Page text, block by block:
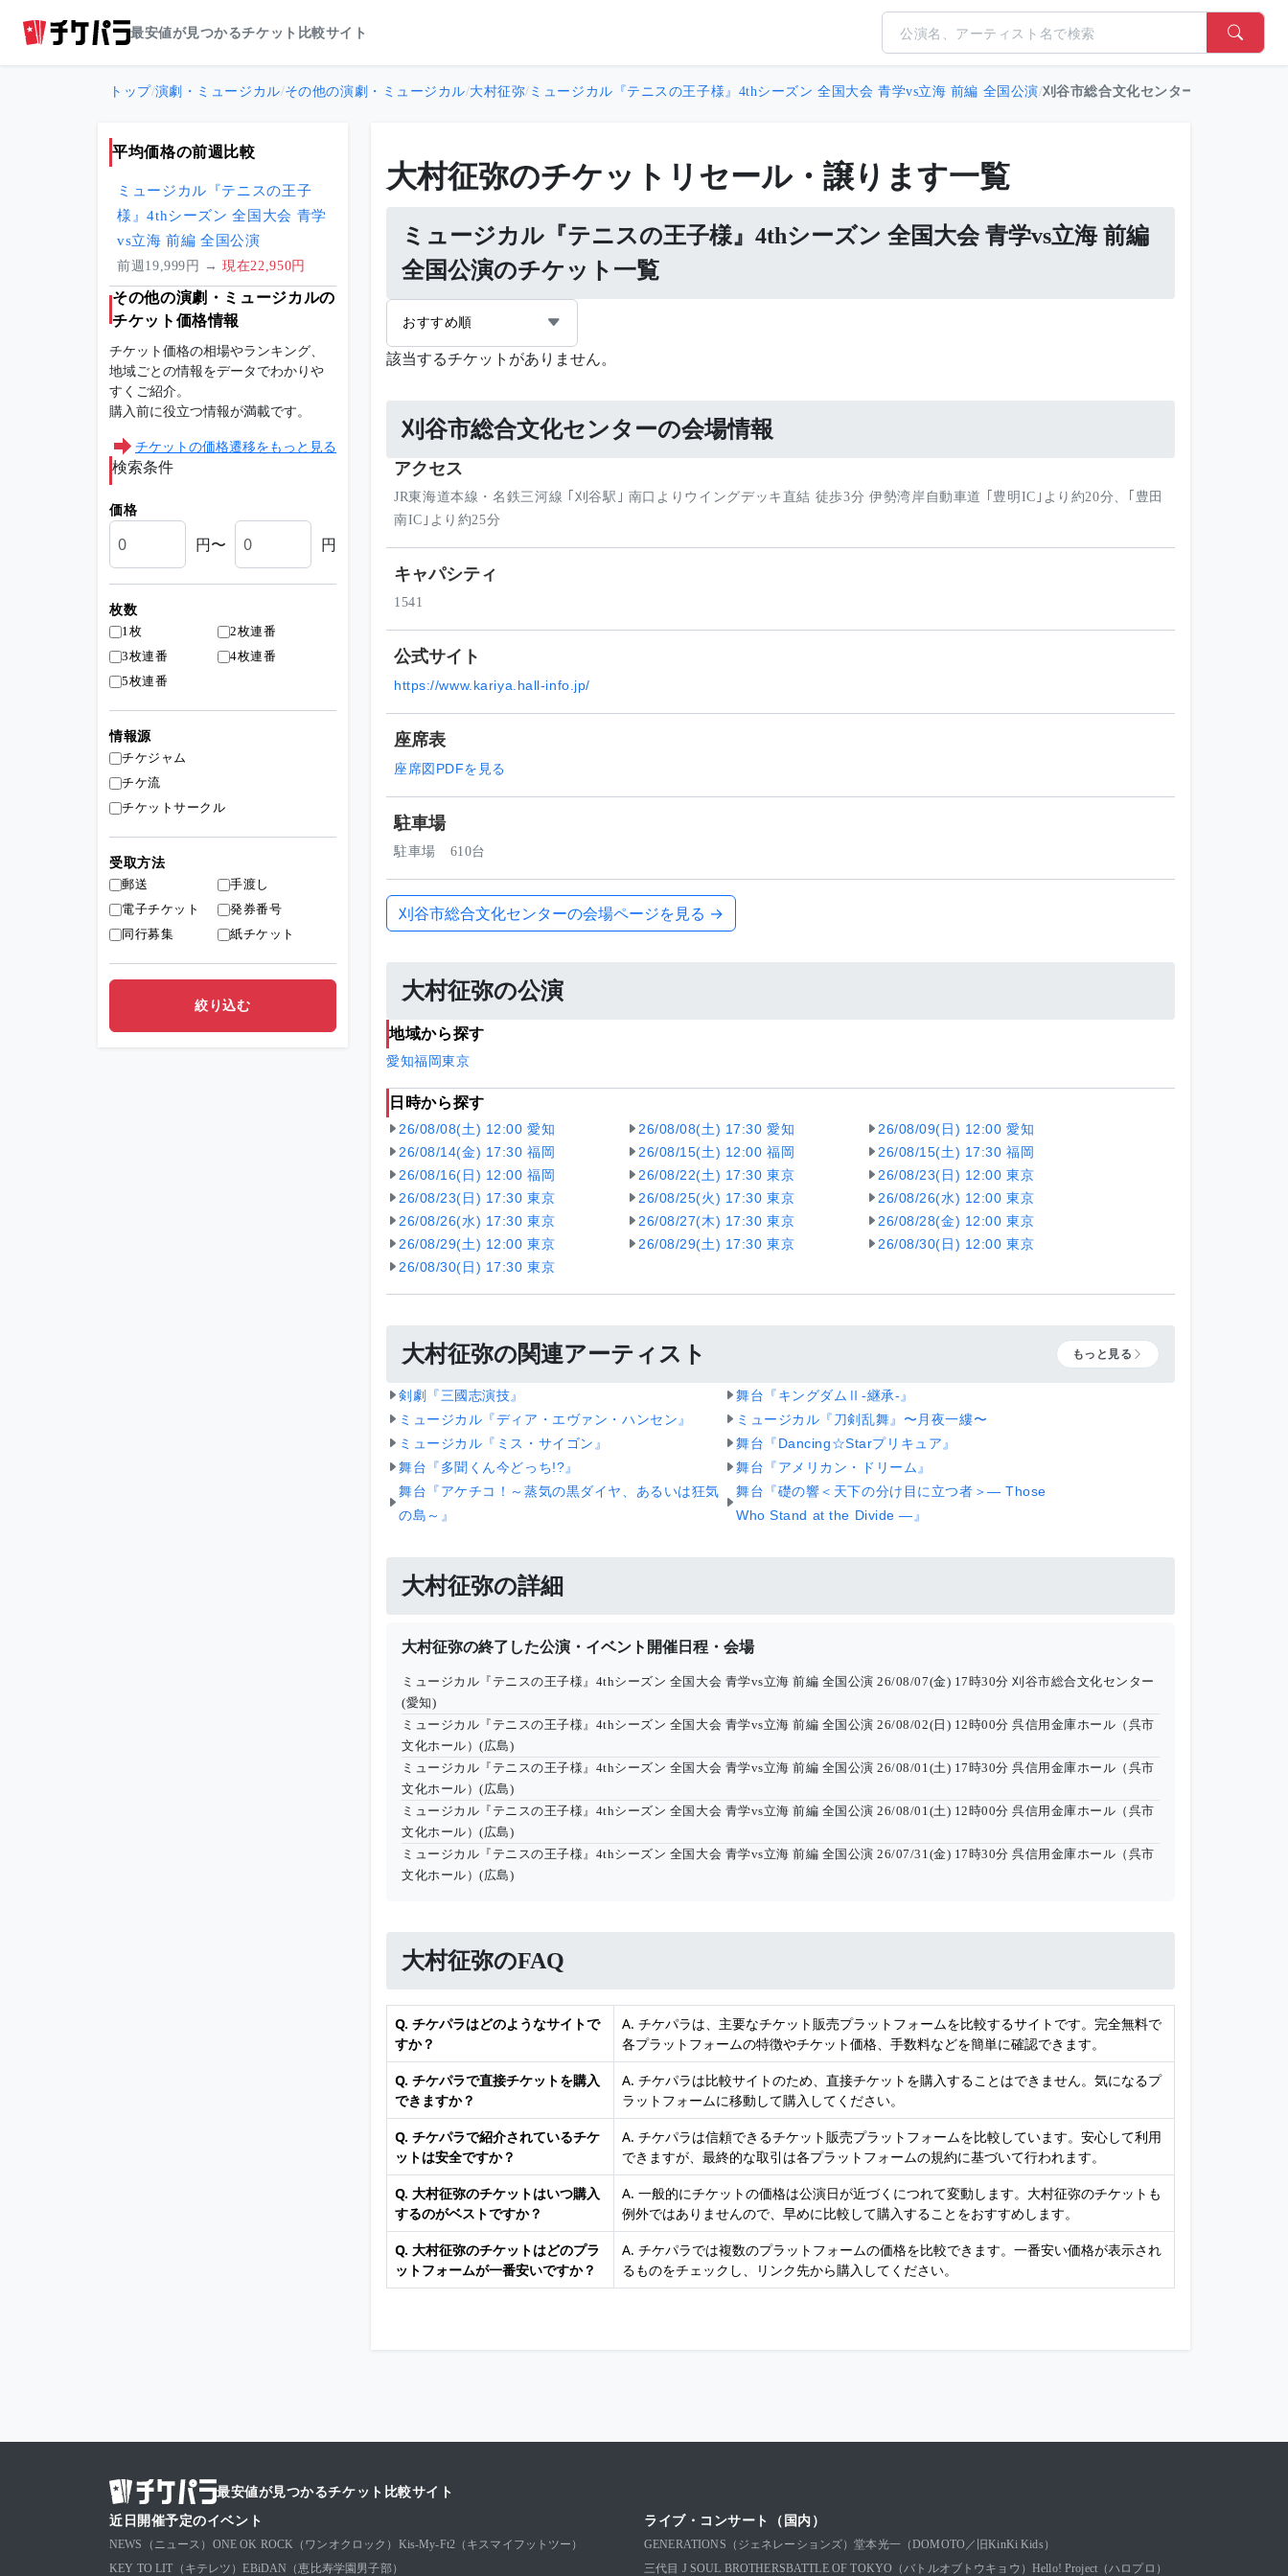
最安値が見つかるチケット比較サイト
トップ/演劇・ミュージカル/その他の演劇・ミュージカル/大村征弥/ ミュージカル『テニスの王子様』4thシーズン 全国大会 青学vs立海 前編 全国公演/刈谷市総合文化センター 26/08/07(金)
大村征弥のチケットリセール・譲ります一覧
ミュージカル『テニスの王子様』4thシーズン 全国大会 青学vs立海 前編
全国公演のチケット一覧
おすすめ順
該当するチケットがありません。
刈谷市総合文化センターの会場情報
アクセス
JR東海道本線・名鉄三河線 ｢刈谷駅｣ 南口よりウイングデッキ直結 徒歩3分 伊勢湾岸自動車道 ｢豊明IC｣より約20分、｢豊田
南IC｣より約25分
キャパシティ
1541
公式サイト
https://www.kariya.hall-info.jp/
座席表
座席図PDFを見る
駐車場
駐車場 610台
刈谷市総合文化センターの会場ページを見る →
大村征弥の公演
地域から探す
愛知福岡東京
日時から探す
26/08/08(土) 12:00 愛知 26/08/08(土) 17:30 愛知
26/08/09(日) 12:00 愛知
26/08/14(金) 17:30 福岡
26/08/15(土) 12:00 福岡
26/08/15(土) 17:30 福岡
26/08/16(日) 12:00 福岡
26/08/22(土) 17:30 東京
26/08/23(日) 12:00 東京
26/08/23(日) 17:30 東京
26/08/25(火) 17:30 東京
26/08/26(水) 12:00 東京
26/08/26(水) 17:30 東京
26/08/27(木) 17:30 東京
26/08/28(金) 12:00 東京
26/08/29(土) 12:00 東京
26/08/29(土) 17:30 東京
26/08/30(日) 12:00 東京
26/08/30(日) 17:30 東京
大村征弥の関連アーティスト もっと見る
剣劇『三國志演技』
舞台『キングダムⅡ-継承-』
ミュージカル『ディア・エヴァン・ハンセン』
ミュージカル『刀剣乱舞』〜月夜一縷〜
ミュージカル『ミス・サイゴン』
舞台『Dancing☆Starプリキュア』
舞台『多聞くん今どっち!?』
舞台『アメリカン・ドリーム』
舞台『アケチコ！～蒸気の黒ダイヤ、あるいは狂気
の島～』
舞台『礎の響＜天下の分け目に立つ者＞― Those
Who Stand at the Divide ―』
大村征弥の詳細
大村征弥の終了した公演・イベント開催日程・会場
ミュージカル『テニスの王子様』4thシーズン 全国大会 青学vs立海 前編 全国公演 26/08/07(金) 17時30分 刈谷市総合文化センター
(愛知)
ミュージカル『テニスの王子様』4thシーズン 全国大会 青学vs立海 前編 全国公演 26/08/02(日) 12時00分 呉信用金庫ホール（呉市
文化ホール）(広島)
ミュージカル『テニスの王子様』4thシーズン 全国大会 青学vs立海 前編 全国公演 26/08/01(土) 17時30分 呉信用金庫ホール（呉市
文化ホール）(広島)
ミュージカル『テニスの王子様』4thシーズン 全国大会 青学vs立海 前編 全国公演 26/08/01(土) 12時00分 呉信用金庫ホール（呉市
文化ホール）(広島)
ミュージカル『テニスの王子様』4thシーズン 全国大会 青学vs立海 前編 全国公演 26/07/31(金) 17時30分 呉信用金庫ホール（呉市
文化ホール）(広島)
大村征弥のFAQ
Q. チケパラはどのようなサイトで
すか？
A. チケパラは、主要なチケット販売プラットフォームを比較するサイトです。完全無料で
各プラットフォームの特徴やチケット価格、手数料などを簡単に確認できます。
Q. チケパラで直接チケットを購入
できますか？
A. チケパラは比較サイトのため、直接チケットを購入することはできません。気になるプ
ラットフォームに移動して購入してください。
Q. チケパラで紹介されているチケ
ットは安全ですか？
A. チケパラは信頼できるチケット販売プラットフォームを比較しています。安心して利用
できますが、最終的な取引は各プラットフォームの規約に基づいて行われます。
Q. 大村征弥のチケットはいつ購入
するのがベストですか？
A. 一般的にチケットの価格は公演日が近づくにつれて変動します。大村征弥のチケットも
例外ではありませんので、早めに比較して購入することをおすすめします。
Q. 大村征弥のチケットはどのプラ
ットフォームが一番安いですか？
A. チケパラでは複数のプラットフォームの価格を比較できます。一番安い価格が表示され
るものをチェックし、リンク先から購入してください。
平均価格の前週比較
ミュージカル『テニスの王子
様』4thシーズン 全国大会 青学
vs立海 前編 全国公演
前週19,999円 → 現在22,950円
その他の演劇・ミュージカルの
チケット価格情報
チケット価格の相場やランキング、
地域ごとの情報をデータでわかりや
すくご紹介。
購入前に役立つ情報が満載です。
チケットの価格遷移をもっと見る
検索条件
価格
円〜 円
枚数
1枚
2枚連番
3枚連番
4枚連番
5枚連番
情報源
チケジャム
チケ流
チケットサークル
受取方法
郵送
手渡し
電子チケット
発券番号
同行募集
紙チケット
最安値が見つかるチケット比較サイト
近日開催予定のイベント
NEWS（ニュース） ONE OK ROCK（ワンオクロック） Kis-My-Ft2（キスマイフットツー）
KEY TO LIT（キテレツ）EBiDAN（恵比寿学園男子部）
ライブ・コンサート（国内）
GENERATIONS（ジェネレーションズ）堂本光一（DOMOTO／旧KinKi Kids）
三代目 J SOUL BROTHERSBATTLE OF TOKYO（バトルオブトウキョウ） Hello! Project（ハロプロ）